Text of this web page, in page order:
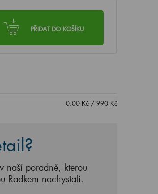
PŘIDAT DO KOŠÍKU
0.00Kč/ 990Kč
naší poradně, kterou
Radkem nachystali.